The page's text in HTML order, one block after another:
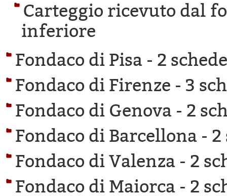
Carteggio ricevuto dal
inferiore
Fondaco di Pisa - 2
Fondaco di Firenze - 3
Fondaco di Genova - 2
Fondaco di Barcellona - 2
Fondaco di Valenza - 2
Fondaco di Maiorca - 2